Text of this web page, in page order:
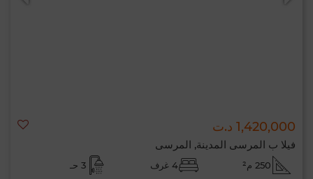
1,420,000 د.ت
فيلا ب المرسى المدينة, المرسى
250 م² 4 غرف 3 حـ